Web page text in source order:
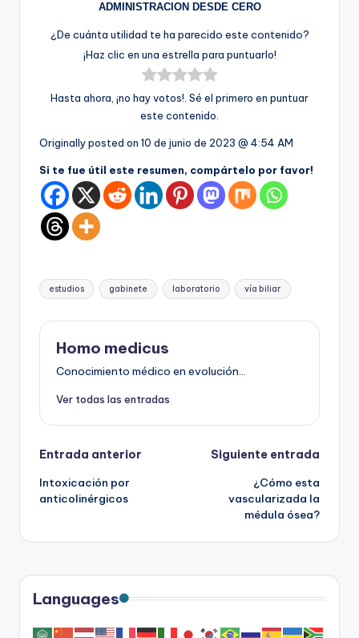
ADMINISTRACION DESDE CERO
¿De cuánta utilidad te ha parecido este contenido?
¡Haz clic en una estrella para puntuarlo!
Hasta ahora, ¡no hay votos!. Sé el primero en puntuar
este contenido.
Originally posted on 10 de junio de 2023 @ 4:54 AM
Si te fue útil este resumen, compártelo por favor!
Etiquetas:
estudios gabinete laboratorio vía biliar
Homo medicus
Conocimiento médico en evolución...
Ver todas las entradas
Navegación
de
Entrada anterior
Intoxicación por
anticolinérgicos
Siguiente entrada
¿Cómo esta
vascularizada la
médula ósea?
Languages